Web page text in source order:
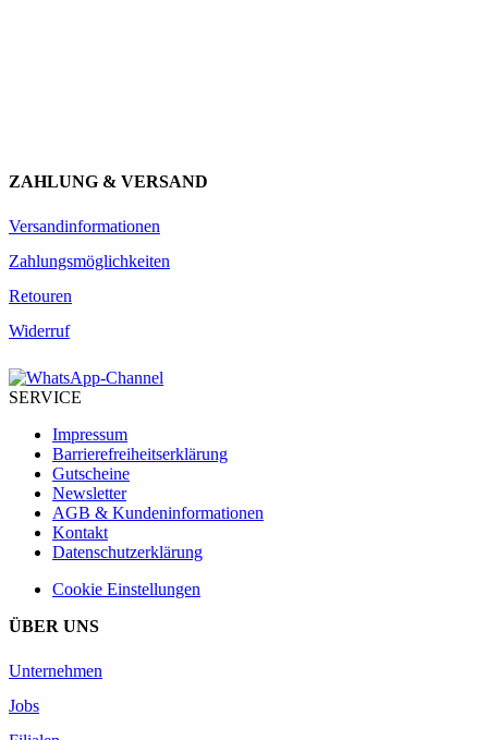
ZAHLUNG & VERSAND
Versandinformationen
Zahlungsmöglichkeiten
Retouren
Widerruf
SERVICE
Impressum
Barrierefreiheitserklärung
Gutscheine
Newsletter
AGB & Kundeninformationen
Kontakt
Datenschutzerklärung
Cookie Einstellungen
ÜBER UNS
Unternehmen
Jobs